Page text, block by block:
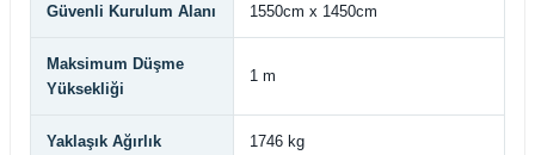
Güvenli Kurulum Alanı 1550cm x 1450cm
Maksimum Düşme
Yüksekliği
1 m
Yaklaşık Ağırlık 1746 kg